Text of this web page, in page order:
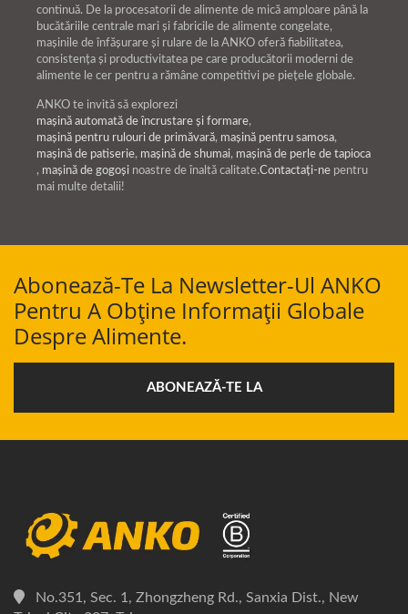
continuă. De la procesatorii de alimente de mică amploare până la
bucătăriile centrale mari și fabricile de alimente congelate,
mașinile de înfășurare și rulare de la ANKO oferă fiabilitatea,
consistența și productivitatea pe care producătorii moderni de
alimente le cer pentru a rămâne competitivi pe piețele globale.
ANKO te invită să explorezi
mașină automată de încrustare și formare,
mașină pentru rulouri de primăvară, mașină pentru samosa,
mașină de patiserie, mașină de shumai, mașină de perle de tapioca
, mașină de gogoși noastre de înaltă calitate.Contactați-ne pentru
mai multe detalii!
Abonează-Te La Newsletter-Ul ANKO
Pentru A Obține Informații Globale
Despre Alimente.
ABONEAZĂ-TE LA
No.351, Sec. 1, Zhongzheng Rd., Sanxia Dist., New